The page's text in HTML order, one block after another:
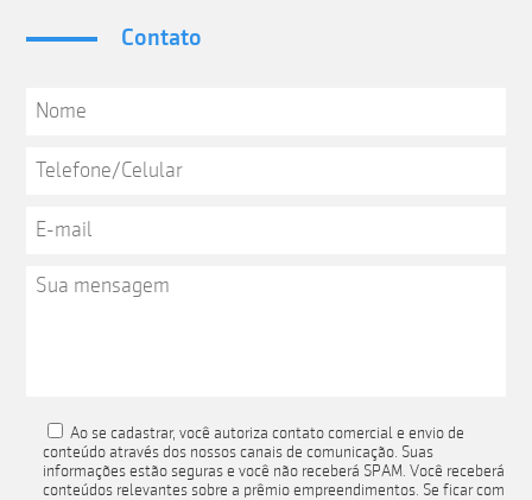
Contato
Ao se cadastrar, você autoriza contato comercial e envio de
conteúdo através dos nossos canais de comunicação. Suas
informações estão seguras e você não receberá SPAM. Você receberá
conteúdos relevantes sobre a prêmio empreendimentos. Se ficar com